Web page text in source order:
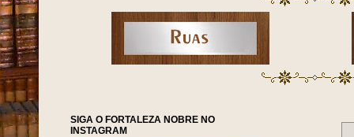
SIGA O FORTALEZA NOBRE NO
INSTAGRAM